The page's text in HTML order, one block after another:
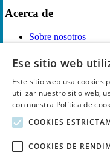
Acerca de
Sobre nosotros
Reglas de publicación
Información legal
Privacidad
Términos y
Aviso y eliminación
Ese sitio web
Este sitio web usa cookies
utilizar nuestro sitio web,
con nuestra Política de
COOKIES
COOKIES DE